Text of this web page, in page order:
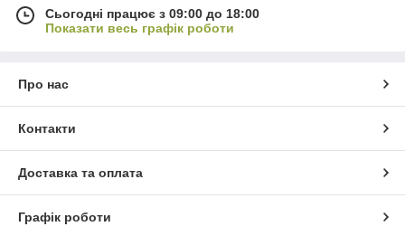
Сьогодні працює з 09:00 до 18:00
Показати весь графік роботи
Про нас
Контакти
Доставка та оплата
Графік роботи